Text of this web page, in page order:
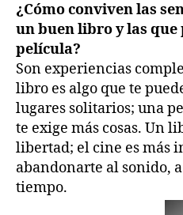
¿Cómo conviven las
un buen libro y las
película?
Son experiencias
libro es algo que te
lugares solitarios; una
te exige más cosas. Un
libertad; el cine es más
abandonarte al sonido,
tiempo.